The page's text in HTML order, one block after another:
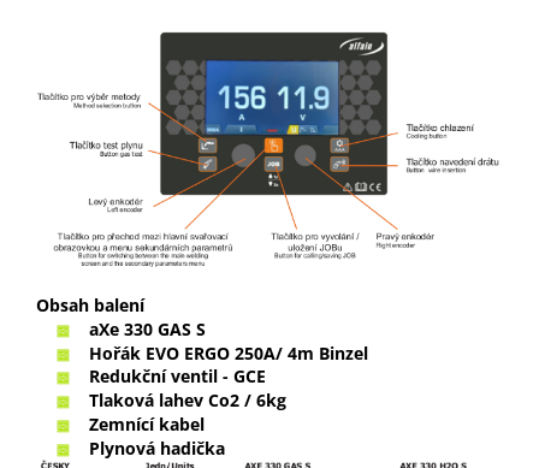
Obsah balení
aXe 330 GAS S
Hořák EVO ERGO 250A/ 4m Binzel
Redukční ventil - GCE
Tlaková lahev Co2 / 6kg
Zemnící kabel
Plynová hadička